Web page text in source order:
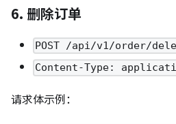
6. 删除订单
POST /api/v1/order/
Content-Type:
请求体示例：